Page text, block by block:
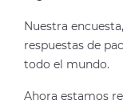
Nuestra
respuestas de
todo el mundo.
Ahora estamos